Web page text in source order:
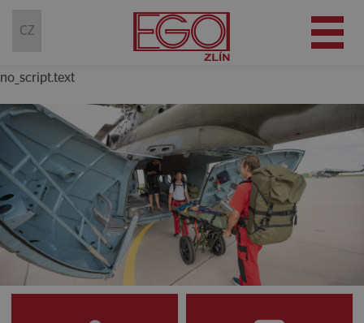
no_script.text
CZ(current)